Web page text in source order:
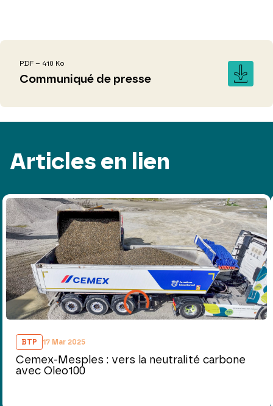
PDF – 410 Ko
Communiqué de presse
Articles en lien
BTP 17 Mar 2025
Cemex-Mesples : vers la neutralité carbone
avec Oleo100